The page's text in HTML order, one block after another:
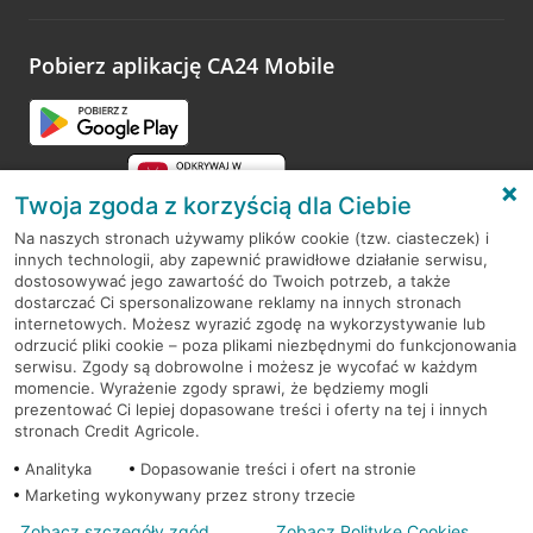
opinie.
Pobierz aplikację CA24 Mobile
RODO
Regulamin serwisu
Mapa serwisu
PolitykaCookies
Twoja zgoda z korzyścią dla Ciebie
Na naszych stronach używamy plików cookie (tzw. ciasteczek) i
innych technologii, aby zapewnić prawidłowe działanie serwisu,
dostosowywać jego zawartość do Twoich potrzeb, a także
dostarczać Ci spersonalizowane reklamy na innych stronach
internetowych. Możesz wyrazić zgodę na wykorzystywanie lub
odrzucić pliki cookie – poza plikami niezbędnymi do funkcjonowania
serwisu. Zgody są dobrowolne i możesz je wycofać w każdym
momencie. Wyrażenie zgody sprawi, że będziemy mogli
prezentować Ci lepiej dopasowane treści i oferty na tej i innych
stronach Credit Agricole.
Analityka
Dopasowanie treści i ofert na stronie
Marketing wykonywany przez strony trzecie